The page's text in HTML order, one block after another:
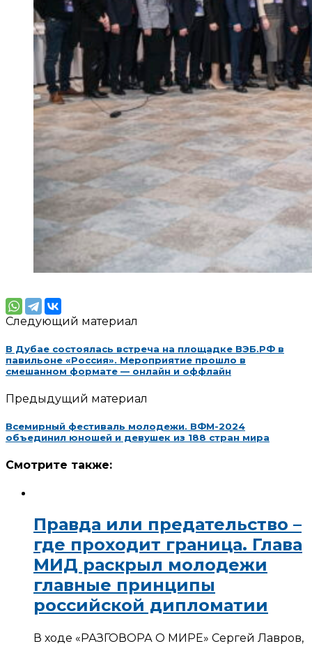
Следующий материал
В Дубае состоялась встреча на площадке ВЭБ.РФ в
павильоне «Россия». Мероприятие прошло в
смешанном формате — онлайн и оффлайн
Предыдущий материал
Всемирный фестиваль молодежи. ВФМ-2024
объединил юношей и девушек из 188 стран мира
Смотрите также:
Правда или предательство –
где проходит граница. Глава
МИД раскрыл молодежи
главные принципы
российской дипломатии
В ходе «РАЗГОВОРА О МИРЕ» Сергей Лавров,